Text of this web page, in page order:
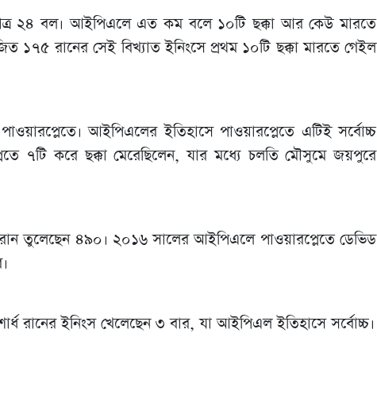
মাত্র ২৪ বল। আইপিএলে এত কম বলে ১০টি ছক্কা আর কেউ মারতে
১৭৫ রানের সেই বিখ্যাত ইনিংসে প্রথম ১০টি ছক্কা মারতে গেইল
আইপিএলের ইতিহাসে পাওয়ারপ্লেতে এটিই সর্বোচ্চ
৭টি করে ছক্কা মেরেছিলেন, যার মধ্যে চলতি মৌসুমে জয়পুরে
তুলেছেন ৪৯০। ২০১৬ সালের আইপিএলে পাওয়ারপ্লেতে ডেভিড
রানের ইনিংস খেলেছেন ৩ বার, যা আইপিএল ইতিহাসে সর্বোচ্চ।